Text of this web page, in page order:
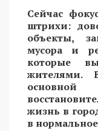
Сейчас
штрихи:
объекты,
мусора и
которые
жителями.
жизнь в
в